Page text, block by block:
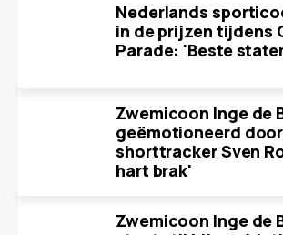
Nederlands
in de prijzen tijdens
Parade: 'Beste
Zwemicoon Inge de
geëmotioneerd
shorttracker Sven
hart brak'
Zwemicoon Inge de